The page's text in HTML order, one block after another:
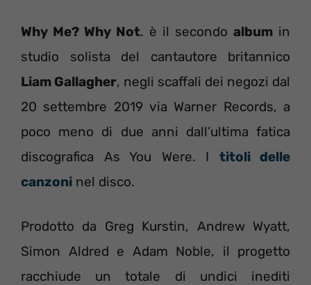
Why Me? Why Not. è il secondo album in
studio solista del cantautore britannico
Liam Gallagher, negli scaffali dei negozi dal
20 settembre 2019 via Warner Records, a
poco meno di due anni dall’ultima fatica
discografica As You Were. I titoli delle
canzoni nel disco.
Prodotto da Greg Kurstin, Andrew Wyatt,
Simon Aldred e Adam Noble, il progetto
racchiude un totale di undici inediti